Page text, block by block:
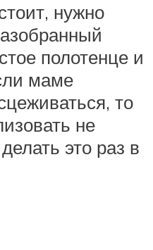
нужно
полотенце и
маме
то
не
это раз в